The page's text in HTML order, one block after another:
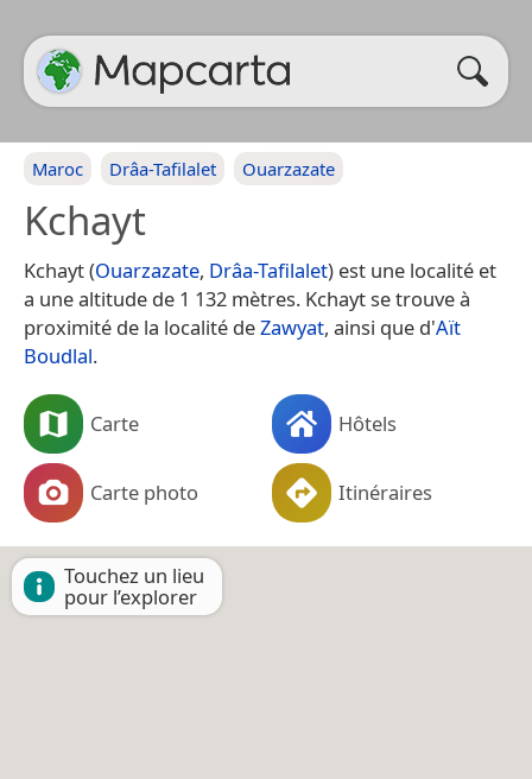
Maroc Drâa-Tafilalet Ouarzazate
Kchayt
Kchayt (Ouarzazate, Drâa-Tafilalet) est une localité et
a une altitude de 1 132 mètres. Kchayt se trouve à
proximité de la localité deZawyat, ainsi que d'Aït
Boudlal.
Carte Hôtels
Carte photo Itinéraires
Touchez un lieu
pour l’explorer